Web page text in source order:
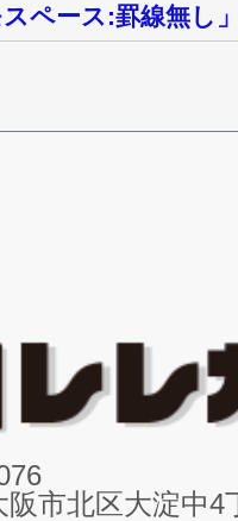
スペース:罫線無し
阪市北区大淀中4